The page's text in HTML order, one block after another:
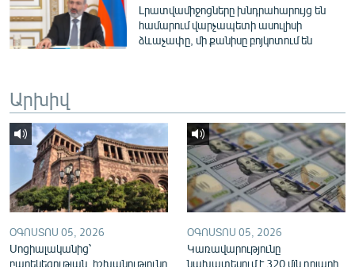
ՁԳՏԵԼՈՎ ԼԱՎԱԳՈՒՅՆԻՆ
Հայերեն
English
Русский
ՀԵՏԵՎԵՔ ՄԵԶ
Լրատվամիջոցները խնդրահարույց են
համարում վարչապետի ասուլիսի
ձևաչափը, մի քանիսը բոյկոտում են
Արխիվ
ՕԳՈՍՏՈՍ 05, 2026
Սոցիալականից՝
բարեկեցության. իշխանությունը
ՕԳՈՍՏՈՍ 05, 2026
Կառավարությունը
նախատեսում է 320 մլն դոլարի